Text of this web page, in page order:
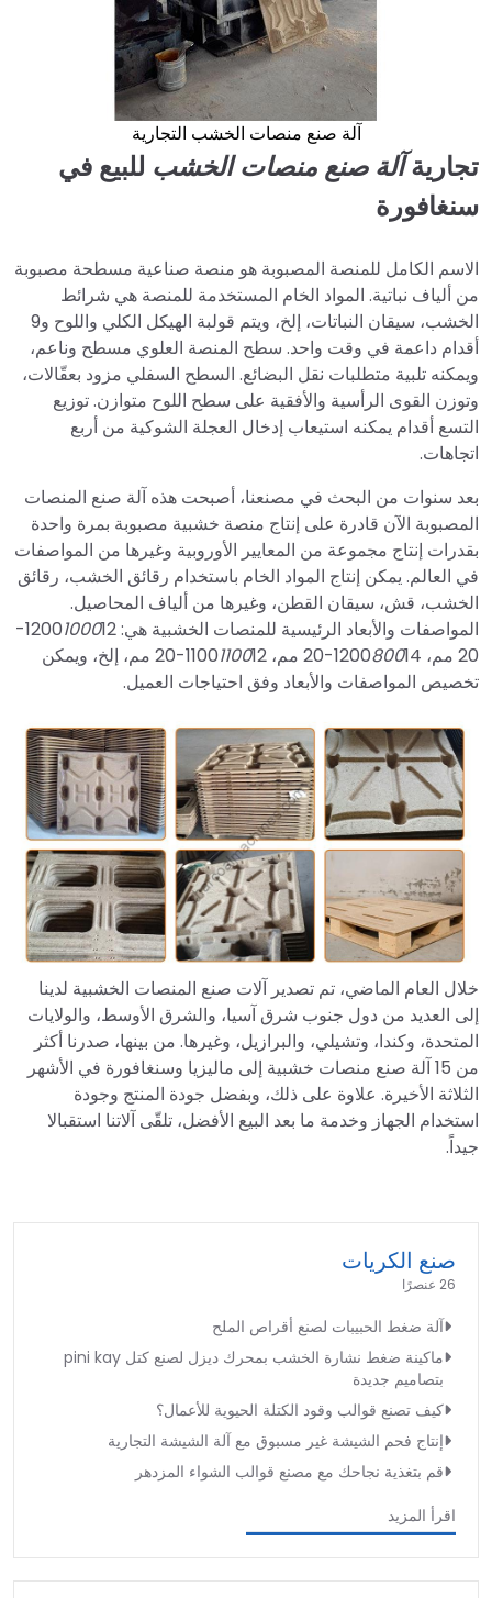
آلة صنع منصات الخشب التجارية
تجاريةآلة صنع منصات الخشب للبيع في
سنغافورة
الاسم الكامل للمنصة المصبوبة هو منصة صناعية مسطحة مصبوبة
من ألياف نباتية. المواد الخام المستخدمة للمنصة هي شرائط
الخشب، سيقان النباتات، إلخ، ويتم قولبة الهيكل الكلي واللوح و9
أقدام داعمة في وقت واحد. سطح المنصة العلوي مسطح وناعم،
ويمكنه تلبية متطلبات نقل البضائع. السطح السفلي مزود بعقّالات،
وتوزن القوى الرأسية والأفقية على سطح اللوح متوازن. توزيع
التسع أقدام يمكنه استيعاب إدخال العجلة الشوكية من أربع
اتجاهات.
بعد سنوات من البحث في مصنعنا، أصبحت هذه آلة صنع المنصات
المصبوبة الآن قادرة على إنتاج منصة خشبية مصبوبة بمرة واحدة
بقدرات إنتاج مجموعة من المعايير الأوروبية وغيرها من المواصفات
في العالم. يمكن إنتاج المواد الخام باستخدام رقائق الخشب، رقائق
الخشب، قش، سيقان القطن، وغيرها من ألياف المحاصيل.
المواصفات والأبعاد الرئيسية للمنصات الخشبية هي: 1200
1000
12-
20 مم، 1200
80014-20 مم، 1100 1100
12-20 مم، إلخ، ويمكن
تخصيص المواصفات والأبعاد وفق احتياجات العميل.
خلال العام الماضي، تم تصدير آلات صنع المنصات الخشبية لدينا
إلى العديد من دول جنوب شرق آسيا، والشرق الأوسط، والولايات
المتحدة، وكندا، وتشيلي، والبرازيل، وغيرها. من بينها، صدرنا أكثر
من 15 آلة صنع منصات خشبية إلى ماليزيا وسنغافورة في الأشهر
الثلاثة الأخيرة. علاوة على ذلك، وبفضل جودة المنتج وجودة
استخدام الجهاز وخدمة ما بعد البيع الأفضل، تلقّى آلاتنا استقبالا
جيداً.
صنع الكريات
26 عنصرًا
آلة ضغط الحبيبات لصنع أقراص الملح
ماكينة ضغط نشارة الخشب بمحرك ديزل لصنع كتل pini kay
بتصاميم جديدة
كيف تصنع قوالب وقود الكتلة الحيوية للأعمال؟
إنتاج فحم الشيشة غير مسبوق مع آلة الشيشة التجارية
قم بتغذية نجاحك مع مصنع قوالب الشواء المزدهر
اقرأ المزيد